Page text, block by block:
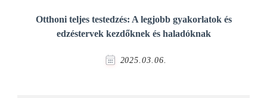
Otthoni teljes testedzés: A legjobb gyakorlatok és
edzéstervek kezdőknek és haladóknak
2025.03.06.